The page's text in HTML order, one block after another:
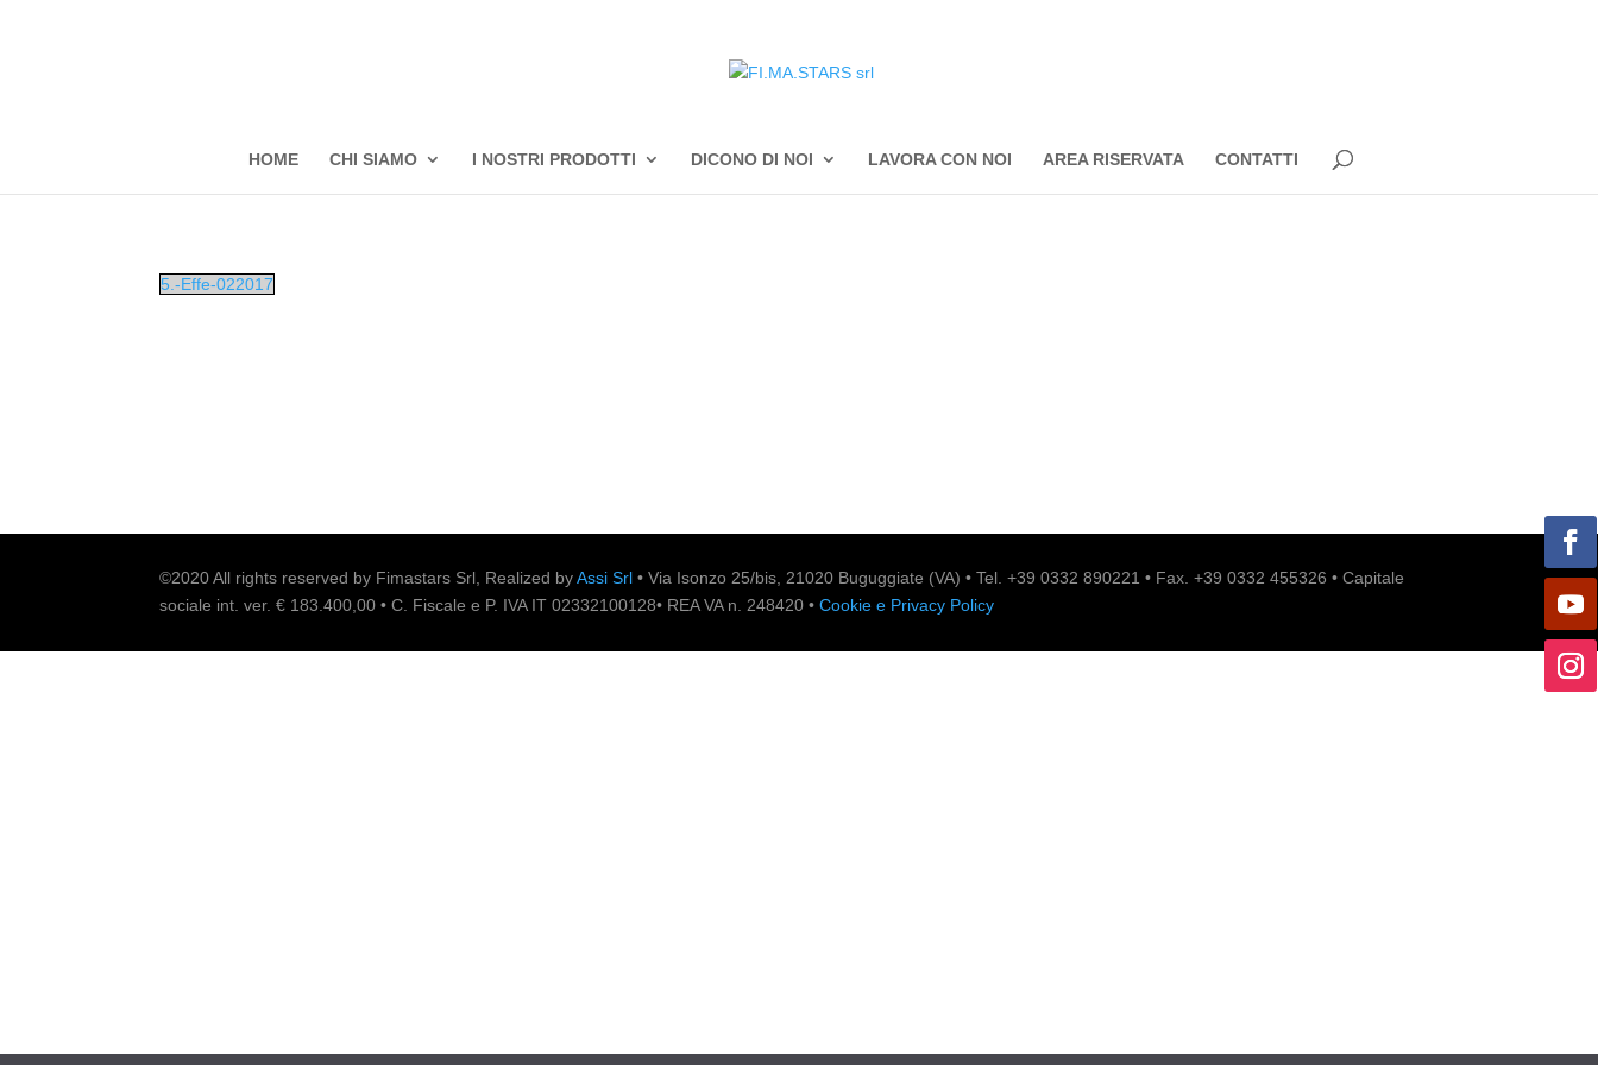
HOME CHI SIAMO I NOSTRI PRODOTTI DICONO DI NOI LAVORA CON NOI AREA RISERVATA CONTATTI
5.-Effe-022017
©2020 All rights reserved by Fimastars Srl, Realized byAssi Srl • Via Isonzo 25/bis, 21020 Buguggiate (VA) • Tel. +39 0332 890221 • Fax. +39 0332 455326 • Capitale
sociale int. ver. € 183.400,00 • C. Fiscale e P. IVA IT 02332100128• REA VA n. 248420 •Cookie e Privacy Policy